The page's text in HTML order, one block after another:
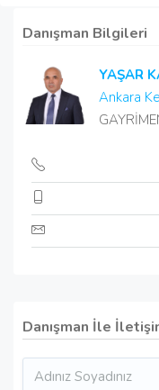
Danışman Bilgileri
YAŞAR
Ankara
Danışman İle